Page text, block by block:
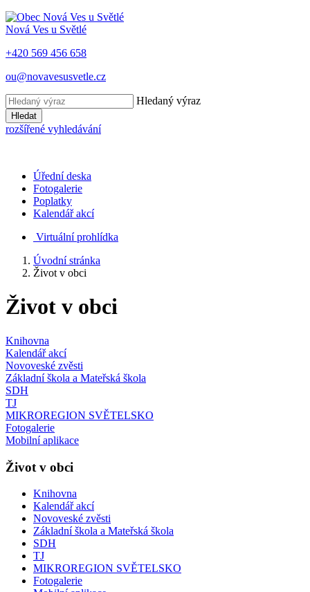
Nová Ves u Světlé
+420 569 456 658
ou@novavesusvetle.cz
Hledaný výraz
Hledat
rozšířené vyhledávání
Úřední deska
Fotogalerie
Poplatky
Kalendář akcí
Virtuální prohlídka
Úvodní stránka
Život v obci
Život v obci
Knihovna
Kalendář akcí
Novoveské zvěsti
Základní škola a Mateřská škola
SDH
TJ
MIKROREGION SVĚTELSKO
Fotogalerie
Mobilní aplikace
Život v obci
Knihovna
Kalendář akcí
Novoveské zvěsti
Základní škola a Mateřská škola
SDH
TJ
MIKROREGION SVĚTELSKO
Fotogalerie